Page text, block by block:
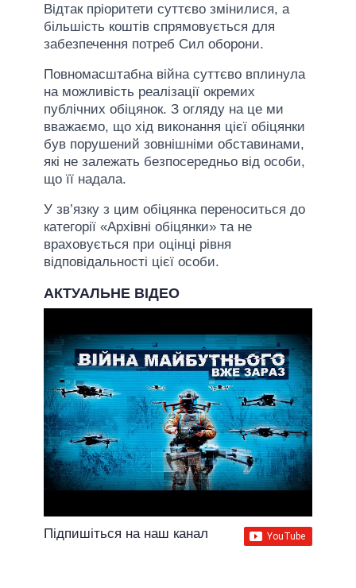
Відтак пріоритети суттєво змінилися, а
більшість коштів спрямовується для
забезпечення потреб Сил оборони.
Повномасштабна війна суттєво вплинула
на можливість реалізації окремих
публічних обіцянок. З огляду на це ми
вважаємо, що хід виконання цієї обіцянки
був порушений зовнішніми обставинами,
які не залежать безпосередньо від особи,
що її надала.
У зв’язку з цим обіцянка переноситься до
категорії «Архівні обіцянки» та не
враховується при оцінці рівня
відповідальності цієї особи.
АКТУАЛЬНЕ ВІДЕО
Підпишіться на наш канал